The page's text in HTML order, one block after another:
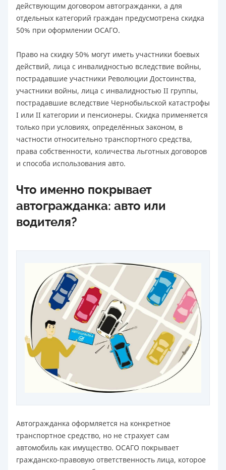
действующим договором автогражданки, а для
отдельных категорий граждан предусмотрена скидка
50% при оформлении ОСАГО.
Право на скидку 50% могут иметь участники боевых
действий, лица с инвалидностью вследствие войны,
пострадавшие участники Революции Достоинства,
участники войны, лица с инвалидностью II группы,
пострадавшие вследствие Чернобыльской катастрофы
I или II категории и пенсионеры. Скидка применяется
только при условиях, определённых законом, в
частности относительно транспортного средства,
права собственности, количества льготных договоров
и способа использования авто.
Что именно покрывает
автогражданка: авто или
водителя?
Автогражданка оформляется на конкретное
транспортное средство, но не страхует сам
автомобиль как имущество. ОСАГО покрывает
гражданско-правовую ответственность лица, которое